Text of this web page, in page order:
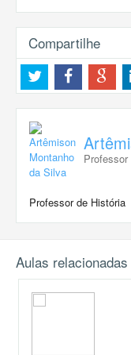
Compartilhe
Professor
Professor de História
Aulas relacionadas